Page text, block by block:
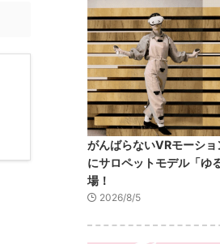
がんばらないVRモーショ
にサロペットモデル「ゆ
場！
2026/8/5